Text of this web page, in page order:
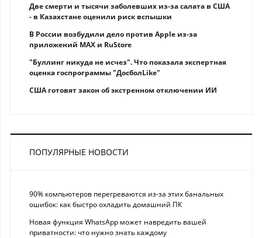
Две смерти и тысячи заболевших из-за салата в США
- в Казахстане оценили риск вспышки
В России возбудили дело против Apple из-за
приложений MAX и RuStore
"Буллинг никуда не исчез". Что показала экспертная
оценка госпрограммы "ДосболLike"
США готовят закон об экстренном отключении ИИ
ПОПУЛЯРНЫЕ НОВОСТИ
90% компьютеров перегреваются из-за этих банальных
ошибок: как быстро охладить домашний ПК
Новая функция WhatsApp может навредить вашей
приватности: что нужно знать каждому